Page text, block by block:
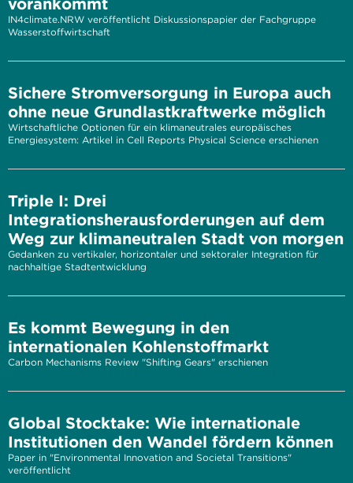
IN4climate.NRW veröffentlicht Diskussionspapier der Fachgruppe
Wasserstoffwirtschaft
Sichere Stromversorgung in Europa auch
ohne neue Grundlastkraftwerke möglich
Wirtschaftliche Optionen für ein klimaneutrales europäisches
Energiesystem: Artikel in Cell Reports Physical Science erschienen
Triple I: Drei
Integrationsherausforderungen auf dem
Weg zur klimaneutralen Stadt von morgen
Gedanken zu vertikaler, horizontaler und sektoraler Integration für
nachhaltige Stadtentwicklung
Es kommt Bewegung in den
internationalen Kohlenstoffmarkt
Carbon Mechanisms Review "Shifting Gears" erschienen
Global Stocktake: Wie internationale
Institutionen den Wandel fördern können
Paper in "Environmental Innovation and Societal Transitions"
veröffentlicht